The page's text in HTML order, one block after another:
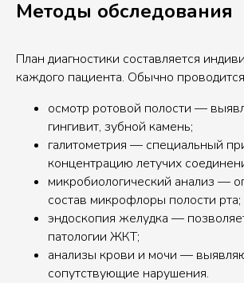
Методы обследования
План диагностики составляется
каждого пациента. Обычно
осмотр ротовой полости —
гингивит, зубной камень;
галитометрия — специальный
концентрацию летучих
микробиологический анализ —
состав микрофлоры полости рта;
эндоскопия желудка —
патологии ЖКТ;
анализы крови и мочи —
сопутствующие нарушения.